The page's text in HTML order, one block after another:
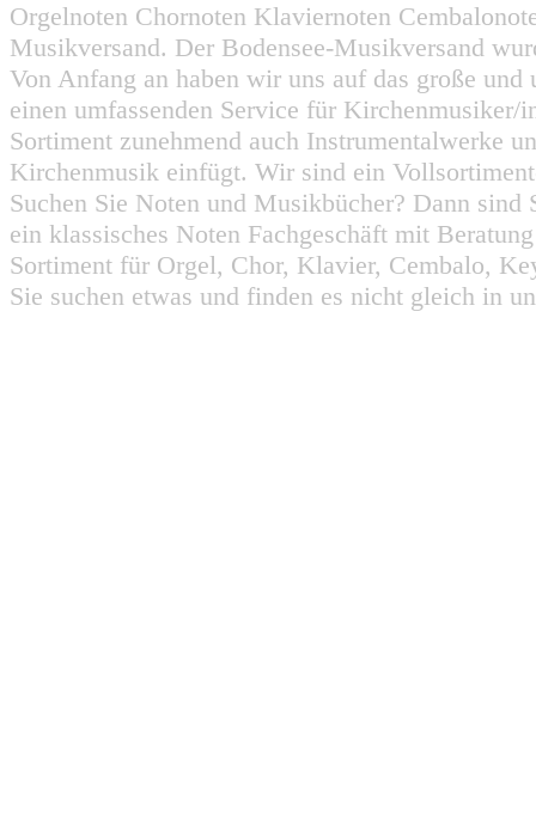
Orgelnoten Chornoten Klaviernoten
Musikversand. Der Bodensee-Musikversand
Von Anfang an haben wir uns auf das große
einen umfassenden Service für
Sortiment zunehmend auch Instrumentalwerke
Kirchenmusik einfügt. Wir sind ein
Suchen Sie Noten und Musikbücher? Dann
ein klassisches Noten Fachgeschäft mit
Sortiment für Orgel, Chor, Klavier, Cembalo,
Sie suchen etwas und finden es nicht gleich in